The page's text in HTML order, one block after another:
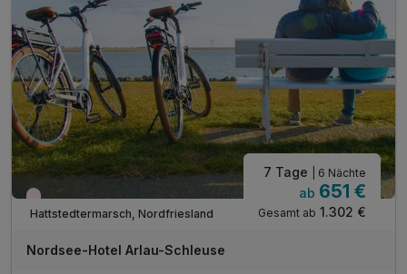
inkl. Nutzung W-Lan
inkl. Parkplatz
Nur noch Restplätze
Hattstedtermarsch, Nordfriesland
7 Tage | 6 Nächte
ab 651 €
Gesamt ab 1.302 €
Nordsee-Hotel Arlau-Schleuse